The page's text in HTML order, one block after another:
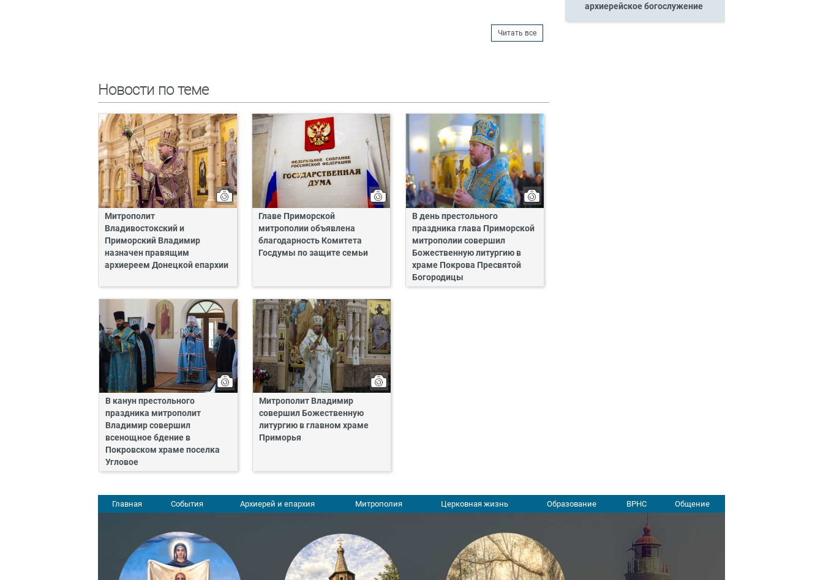
Читать все
Новости по теме
Митрополит
Владивостокский и
Приморский Владимир
назначен правящим
архиереем Донецкой епархии
Главе Приморской
митрополии объявлена
благодарность Комитета
Госдумы по защите семьи
В день престольного
праздника глава Приморской
митрополии совершил
Божественную литургию в
храме Покрова Пресвятой
Богородицы
В канун престольного
праздника митрополит
Владимир совершил
всенощное бдение в
Покровском храме поселка
Угловое
Митрополит Владимир
совершил Божественную
литургию в главном храме
Приморья
архиерейское богослужение
Главная События Архиерей и епархия Митрополия Церковная жизнь Образование ВРНС Общение